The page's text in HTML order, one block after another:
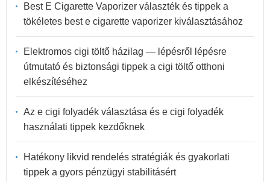
Best E Cigarette Vaporizer választék és tippek a
tökéletes best e cigarette vaporizer kiválasztásához
Elektromos cigi töltő házilag — lépésről lépésre
útmutató és biztonsági tippek a cigi töltő otthoni
elkészítéséhez
Az e cigi folyadék választása és e cigi folyadék
használati tippek kezdőknek
Hatékony likvid rendelés stratégiák és gyakorlati
tippek a gyors pénzügyi stabilitásért